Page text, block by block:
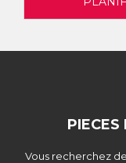
Vous recherchez